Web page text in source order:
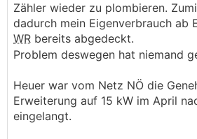
und du hast nach Ablauf der 4-
eingeschaltet? ich hätte das fix
davon, dass das Fristende leider
Urlaub fällt und ich nicht da bin).
Zähler wieder zu plombieren.
dadurch mein Eigenverbrauch ab
WR bereits abgedeckt.
Problem deswegen hat niemand
Heuer war vom Netz NÖ die
Erweiterung auf 15 kW im April
eingelangt.